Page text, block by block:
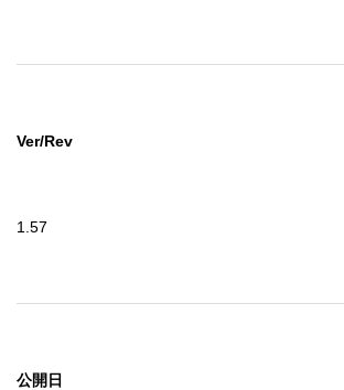
Ver/Rev
1.57
公開日